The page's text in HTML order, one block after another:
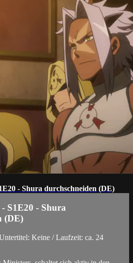
- Shura durchschneiden (DE)
S1E20 - Shura
(DE)
Keine / Laufzeit: ca. 24